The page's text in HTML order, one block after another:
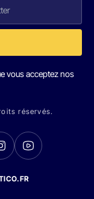
vous acceptez nos
réservés.